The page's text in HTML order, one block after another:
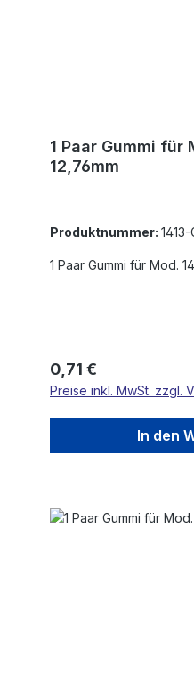
1 Paar Gummi für
12,76mm
Produktnummer: 1413-
1 Paar Gummi für Mod.
Regulärer Preis:
0,71 €
Preise inkl. MwSt. zzgl.
In den